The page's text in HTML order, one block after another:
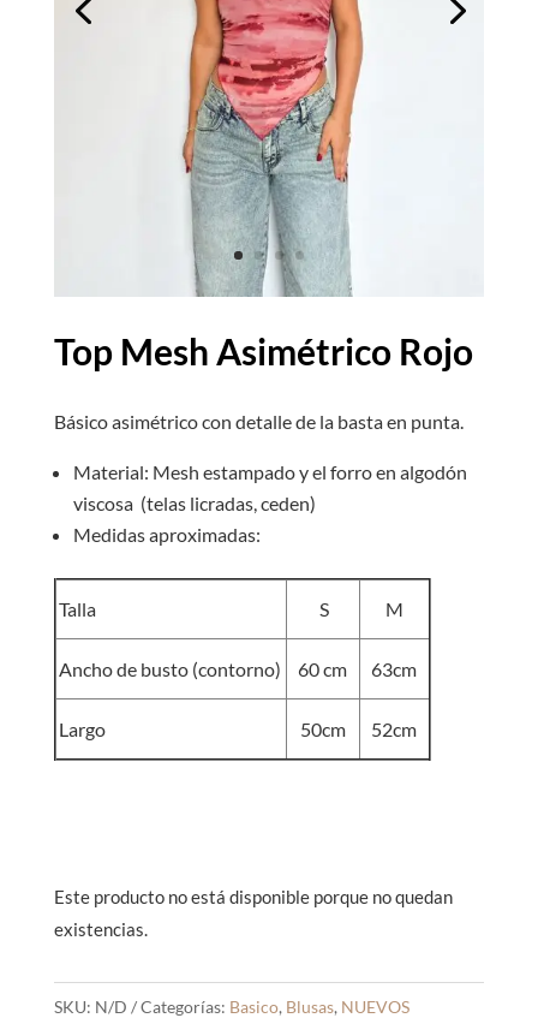
Top Mesh Asimétrico Rojo
Básico asimétrico con detalle de la basta en punta.
Material: Mesh estampado y el forro en algodón
viscosa (telas licradas, ceden)
Medidas aproximadas:
Talla S M
Ancho de busto (contorno) 60 cm 63cm
Largo 50cm 52cm
Este producto no está disponible porque no quedan
existencias.
SKU: N/D Categorías: Basico, Blusas, NUEVOS